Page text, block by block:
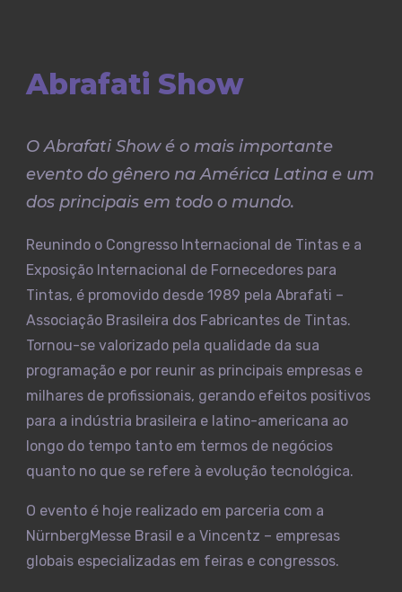
Abrafati Show
O Abrafati Show é o mais importante
evento do gênero na América Latina e um
dos principais em todo o mundo.
Reunindo o Congresso Internacional de Tintas e a
Exposição Internacional de Fornecedores para
Tintas, é promovido desde 1989 pela Abrafati –
Associação Brasileira dos Fabricantes de Tintas.
Tornou-se valorizado pela qualidade da sua
programação e por reunir as principais empresas e
milhares de profissionais, gerando efeitos positivos
para a indústria brasileira e latino-americana ao
longo do tempo tanto em termos de negócios
quanto no que se refere à evolução tecnológica.
O evento é hoje realizado em parceria com a
NürnbergMesse Brasil e a Vincentz – empresas
globais especializadas em feiras e congressos.